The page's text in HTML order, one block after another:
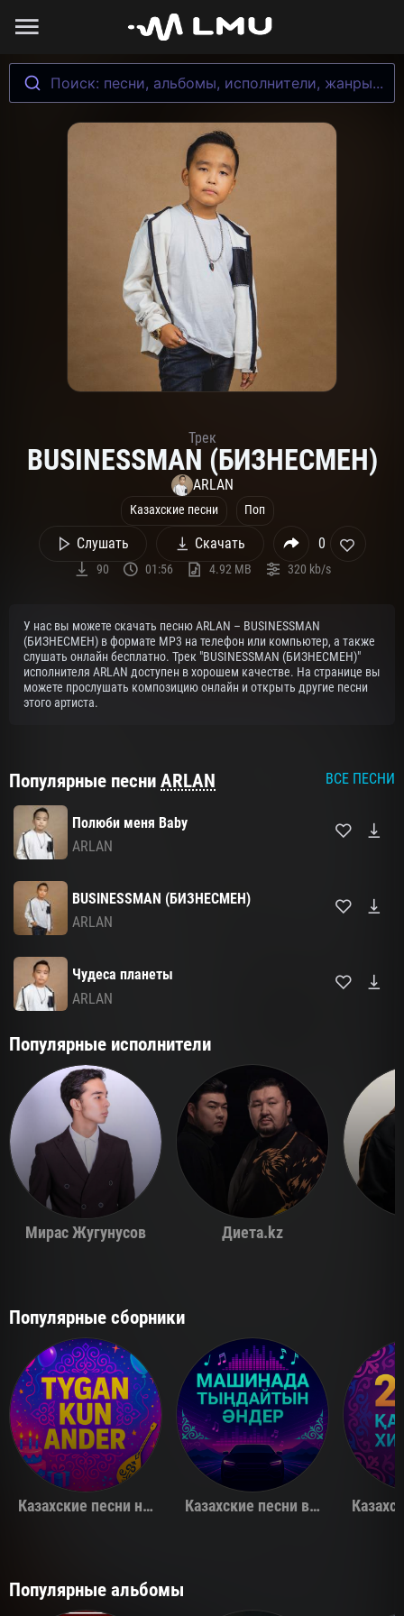
Поиск: песни, альбомы, исполнители, жанры...
Трек
BUSINESSMAN (БИЗНЕСМЕН)
ARLAN
Казахские песни Поп
Слушать Скачать 0
90 01:56 4.92 MB 320 kb/s
У нас вы можете скачать песню ARLAN – BUSINESSMAN
(БИЗНЕСМЕН) в формате MP3 на телефон или компьютер, а также
слушать онлайн бесплатно. Трек "BUSINESSMAN (БИЗНЕСМЕН)"
исполнителя ARLAN доступен в хорошем качестве. На странице вы
можете прослушать композицию онлайн и открыть другие песни
этого артиста.
Популярные песни ARLAN ВСЕ ПЕСНИ
Полюби меня Baby
ARLAN
BUSINESSMAN (БИЗНЕСМЕН)
ARLAN
Чудеса планеты
ARLAN
Популярные исполнители
Мирас Жугунусов Диета.kz
Популярные сборники
Казахские песни на день рождения Казахские песни в машину
Популярные альбомы